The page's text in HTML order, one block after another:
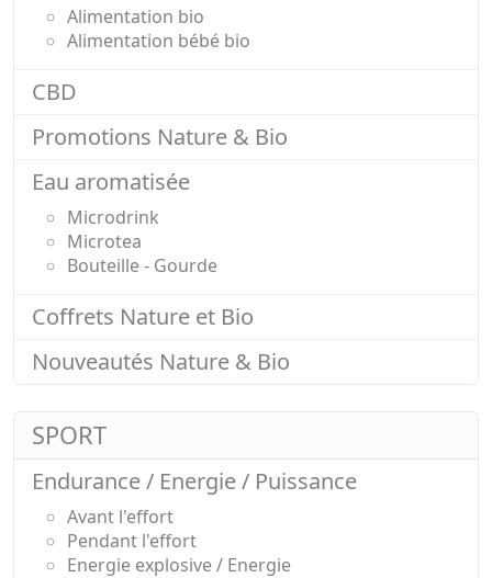
Alimentation bio
Alimentation bébé bio
CBD
Promotions Nature & Bio
Eau aromatisée
Microdrink
Microtea
Bouteille - Gourde
Coffrets Nature et Bio
Nouveautés Nature & Bio
SPORT
Endurance / Energie / Puissance
Avant l'effort
Pendant l'effort
Energie explosive / Energie